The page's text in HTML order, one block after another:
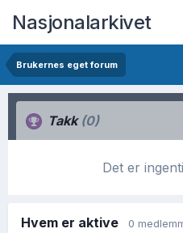
Nasjonalarkivet
Brukernes eget forum
Takk (0)
Det er
Hvem er aktive 0